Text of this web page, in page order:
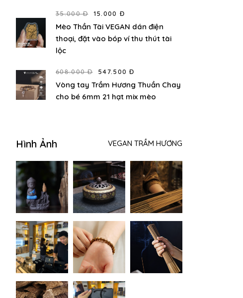
35.000 Đ 15.000 Đ
Mèo Thần Tài VEGAN dán điện
thoại, đặt vào bóp ví thu thút tài
lộc
608.000 Đ 547.500 Đ
Vòng tay Trầm Hương Thuần Chay
cho bé 6mm 21 hạt mix mèo
Hình Ảnh VEGAN TRẦM HƯƠNG